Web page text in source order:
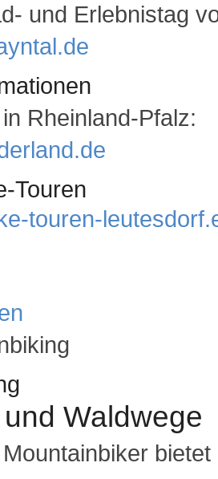
und Erlebnistag
Rheinland-Pfalz:
Touren
touren-
Waldwege